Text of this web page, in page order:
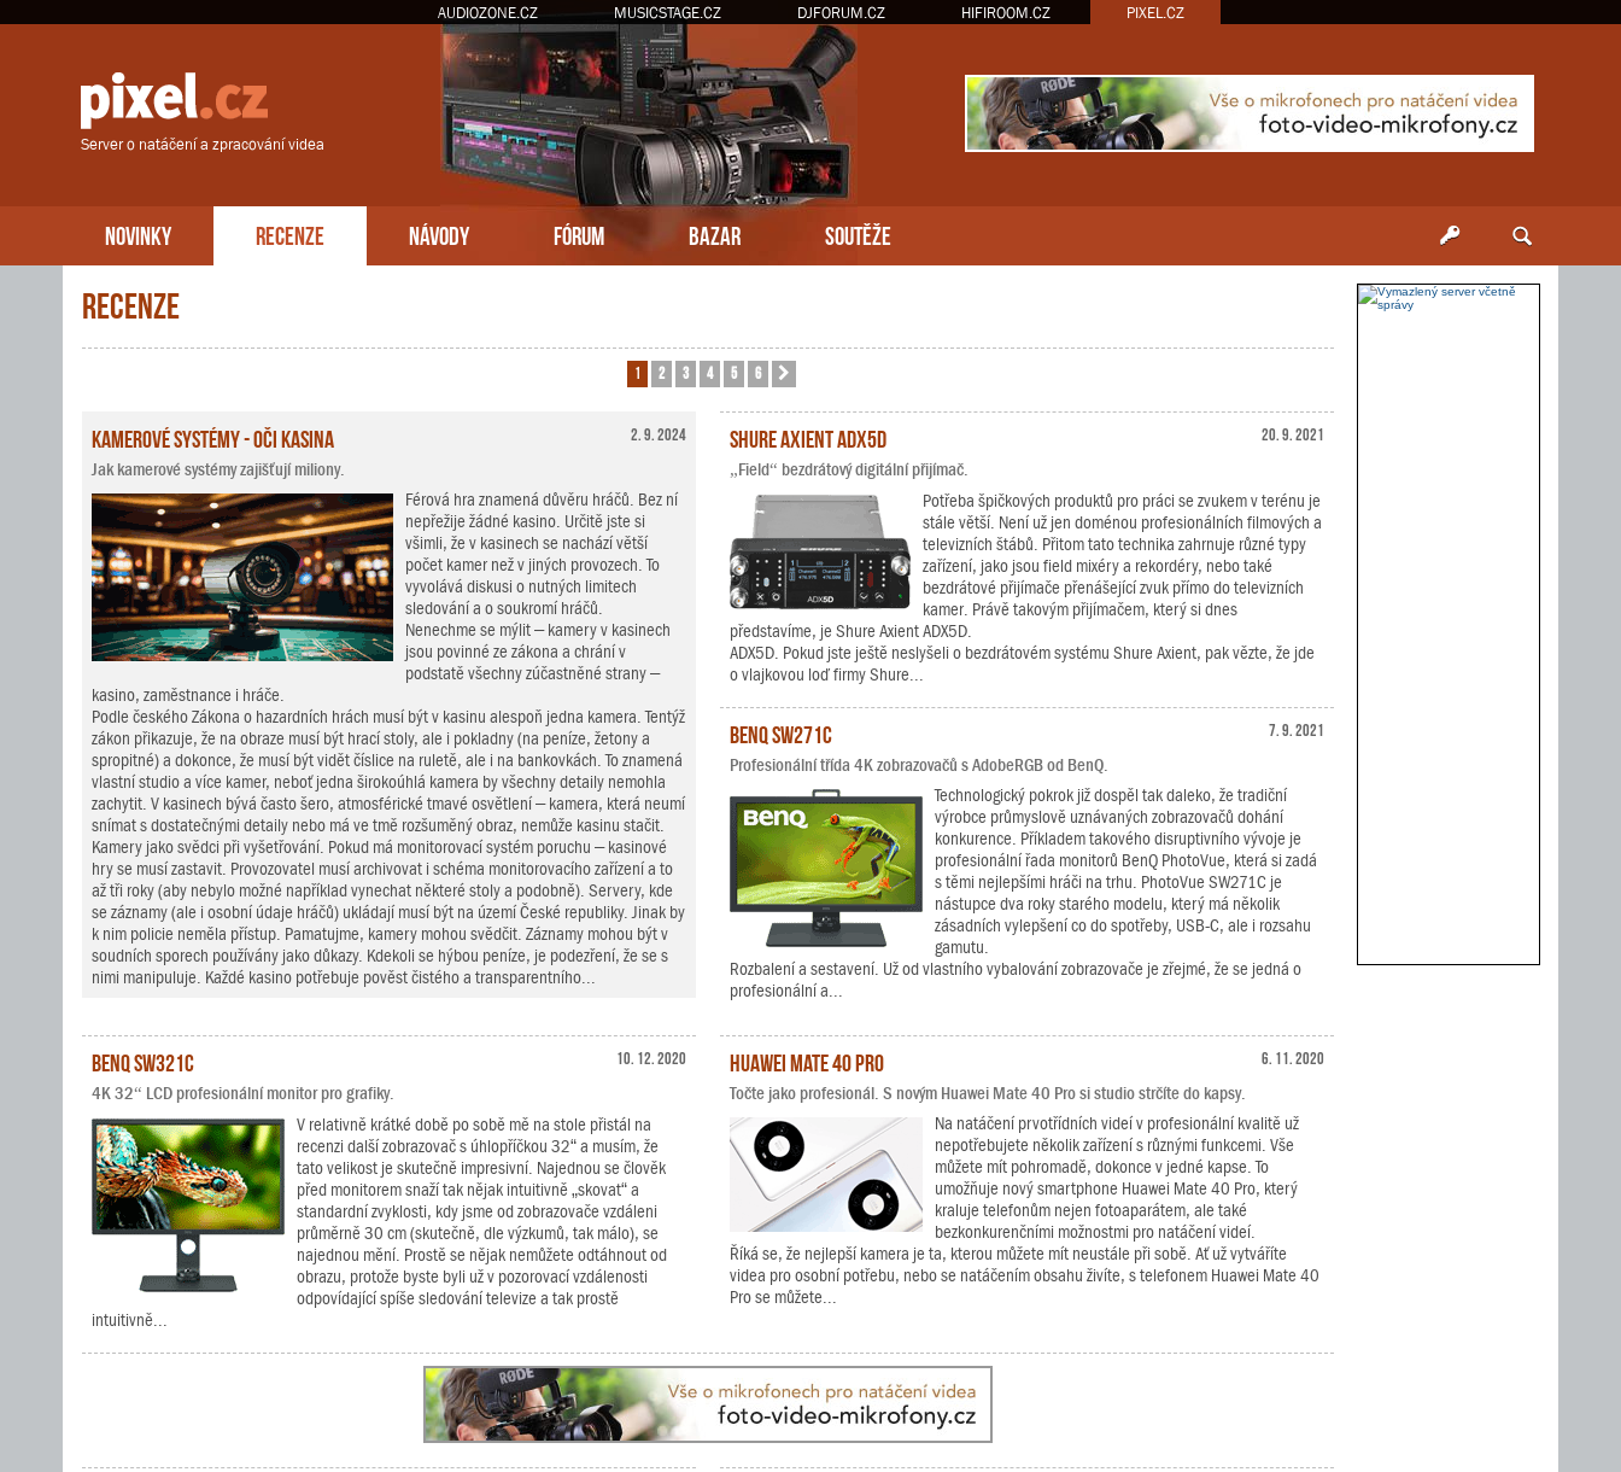
AUDIOZONE.CZ MUSICSTAGE.CZ DJFORUM.CZ HIFIROOM.CZ PIXEL.CZ
Server o natáčení a zpracování videa
NOVINKY RECENZE NÁVODY FÓRUM BAZAR SOUTĚŽE
Recenze
1 2 3 4 5 6
2. 9. 2024
Kamerové systémy - oči kasina
Jak kamerové systémy zajišťují miliony.
Férová hra znamená důvěru hráčů. Bez ní
nepřežije žádné kasino. Určitě jste si
všimli, že v kasinech se nachází větší
počet kamer než v jiných provozech. To
vyvolává diskusi o nutných limitech
sledování a o soukromí hráčů.
Nenechme se mýlit – kamery v kasinech
jsou povinné ze zákona a chrání v
podstatě všechny zúčastněné strany –
kasino, zaměstnance i hráče.
Podle českého Zákona o hazardních hrách musí být v kasinu alespoň jedna kamera. Tentýž
zákon přikazuje, že na obraze musí být hrací stoly, ale i pokladny (na peníze, žetony a
spropitné) a dokonce, že musí být vidět číslice na ruletě, ale i na bankovkách. To znamená
vlastní studio a více kamer, neboť jedna širokoúhlá kamera by všechny detaily nemohla
zachytit. V kasinech bývá často šero, atmosférické tmavé osvětlení – kamera, která neumí
snímat s dostatečnými detaily nebo má ve tmě rozšuměný obraz, nemůže kasinu stačit.
Kamery jako svědci při vyšetřování. Pokud má monitorovací systém poruchu – kasinové
hry se musí zastavit. Provozovatel musí archivovat i schéma monitorovacího zařízení a to
až tři roky (aby nebylo možné například vynechat některé stoly a podobně). Servery, kde
se záznamy (ale i osobní údaje hráčů) ukládají musí být na území České republiky. Jinak by
k nim policie neměla přístup. Pamatujme, kamery mohou svědčit. Záznamy mohou být v
soudních sporech používány jako důkazy. Kdekoli se hýbou peníze, je podezření, že se s
nimi manipuluje. Každé kasino potřebuje pověst čistého a transparentního...
20. 9. 2021
Shure Axient ADX5D
„Field“ bezdrátový digitální přijímač.
Potřeba špičkových produktů pro práci se zvukem v terénu je
stále větší. Není už jen doménou profesionálních filmových a
televizních štábů. Přitom tato technika zahrnuje různé typy
zařízení, jako jsou field mixéry a rekordéry, nebo také
bezdrátové přijímače přenášející zvuk přímo do televizních
kamer. Právě takovým přijímačem, který si dnes
představíme, je Shure Axient ADX5D.
ADX5D. Pokud jste ještě neslyšeli o bezdrátovém systému Shure Axient, pak vězte, že jde
o vlajkovou loď firmy Shure...
7. 9. 2021
BenQ SW271C
Profesionální třída 4K zobrazovačů s AdobeRGB od BenQ.
Technologický pokrok již dospěl tak daleko, že tradiční
výrobce průmyslově uznávaných zobrazovačů dohání
konkurence. Příkladem takového disruptivního vývoje je
profesionální řada monitorů BenQ PhotoVue, která si zadá
s těmi nejlepšími hráči na trhu. PhotoVue SW271C je
nástupce dva roky starého modelu, který má několik
zásadních vylepšení co do spotřeby, USB-C, ale i rozsahu
gamutu.
Rozbalení a sestavení. Už od vlastního vybalování zobrazovače je zřejmé, že se jedná o
profesionální a...
10. 12. 2020
BenQ SW321C
4K 32“ LCD profesionální monitor pro grafiky.
V relativně krátké době po sobě mě na stole přistál na
recenzi další zobrazovač s úhlopříčkou 32“ a musím, že
tato velikost je skutečně impresivní. Najednou se člověk
před monitorem snaží tak nějak intuitivně „skovat“ a
standardní zvyklosti, kdy jsme od zobrazovače vzdáleni
průměrně 30 cm (skutečně, dle výzkumů, tak málo), se
najednou mění. Prostě se nějak nemůžete odtáhnout od
obrazu, protože byste byli už v pozorovací vzdálenosti
odpovídající spíše sledování televize a tak prostě
intuitivně...
6. 11. 2020
Huawei Mate 40 Pro
Točte jako profesionál. S novým Huawei Mate 40 Pro si studio strčíte do kapsy.
Na natáčení prvotřídních videí v profesionální kvalitě už
nepotřebujete několik zařízení s různými funkcemi. Vše
můžete mít pohromadě, dokonce v jedné kapse. To
umožňuje nový smartphone Huawei Mate 40 Pro, který
kraluje telefonům nejen fotoaparátem, ale také
bezkonkurenčními možnostmi pro natáčení videí.
Říká se, že nejlepší kamera je ta, kterou můžete mít neustále při sobě. Ať už vytváříte
videa pro osobní potřebu, nebo se natáčením obsahu živíte, s telefonem Huawei Mate 40
Pro se můžete...